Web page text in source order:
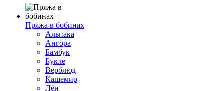
Пряжа в бобинах
Альпака
Ангора
Бамбук
Букле
Верблюд
Кашемир
Лён